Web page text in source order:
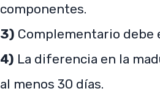
componentes.
3) Complementario
4) La diferencia en la
al menos 30 días.